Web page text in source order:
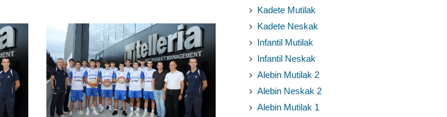
Kadete Mutilak
Kadete Neskak
Infantil Mutilak
Infantil Neskak
Alebin Mutilak 2
Alebin Neskak 2
Alebin Mutilak 1